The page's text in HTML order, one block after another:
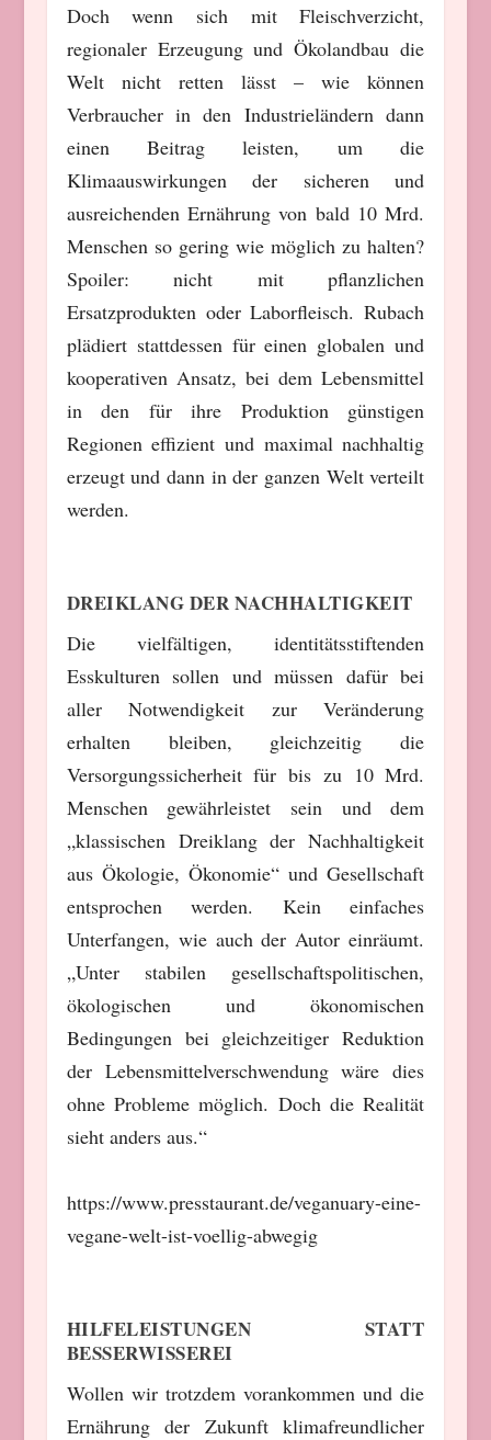
Doch wenn sich mit Fleischverzicht,
regionaler Erzeugung und Ökolandbau die
Welt nicht retten lässt – wie können
Verbraucher in den Industrieländern dann
einen Beitrag leisten, um die
Klimaauswirkungen der sicheren und
ausreichenden Ernährung von bald 10 Mrd.
Menschen so gering wie möglich zu halten?
Spoiler: nicht mit pflanzlichen
Ersatzprodukten oder Laborfleisch. Rubach
plädiert stattdessen für einen globalen und
kooperativen Ansatz, bei dem Lebensmittel
in den für ihre Produktion günstigen
Regionen effizient und maximal nachhaltig
erzeugt und dann in der ganzen Welt verteilt
werden.
DREIKLANG DER NACHHALTIGKEIT
Die vielfältigen, identitätsstiftenden
Esskulturen sollen und müssen dafür bei
aller Notwendigkeit zur Veränderung
erhalten bleiben, gleichzeitig die
Versorgungssicherheit für bis zu 10 Mrd.
Menschen gewährleistet sein und dem
„klassischen Dreiklang der Nachhaltigkeit
aus Ökologie, Ökonomie“ und Gesellschaft
entsprochen werden. Kein einfaches
Unterfangen, wie auch der Autor einräumt.
„Unter stabilen gesellschaftspolitischen,
ökologischen und ökonomischen
Bedingungen bei gleichzeitiger Reduktion
der Lebensmittelverschwendung wäre dies
ohne Probleme möglich. Doch die Realität
sieht anders aus.“
https://www.presstaurant.de/veganuary-eine-
vegane-welt-ist-voellig-abwegig
HILFELEISTUNGEN STATT
BESSERWISSEREI
Wollen wir trotzdem vorankommen und die
Ernährung der Zukunft klimafreundlicher